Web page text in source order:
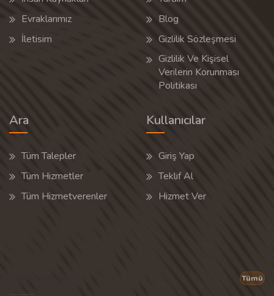
Evraklarımız
İletisim
Blog
Gizlilik Sözleşmesi
Gizlilik Ve Kişisel
Verilerin Korunması
Politikası
Ara
Tüm Talepler
Tüm Hizmetler
Tüm Hizmetverenler
Kullanıcılar
Giriş Yap
Teklif Al
Hizmet Ver
Tümü